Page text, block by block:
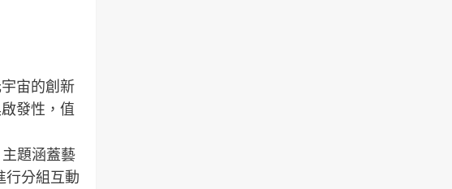
宙的創新
發性，值
題涵蓋藝
行分組互動